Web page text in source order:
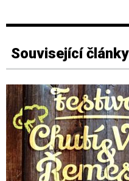
Související články